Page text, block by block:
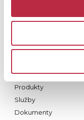
Nástroje
Proč Fortega?
Produkty
Služby
Dokumenty